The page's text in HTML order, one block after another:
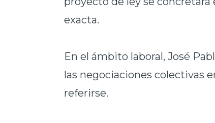
exacta.
En el ámbito laboral, José
las negociaciones colectivas
referirse.